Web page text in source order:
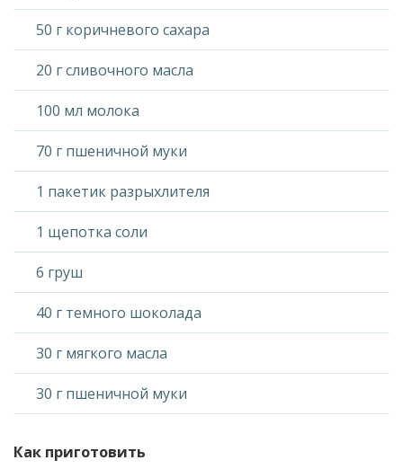
50 г коричневого сахара
20 г сливочного масла
100 мл молока
70 г пшеничной муки
1 пакетик разрыхлителя
1 щепотка соли
6 груш
40 г темного шоколада
30 г мягкого масла
30 г пшеничной муки
Как приготовить